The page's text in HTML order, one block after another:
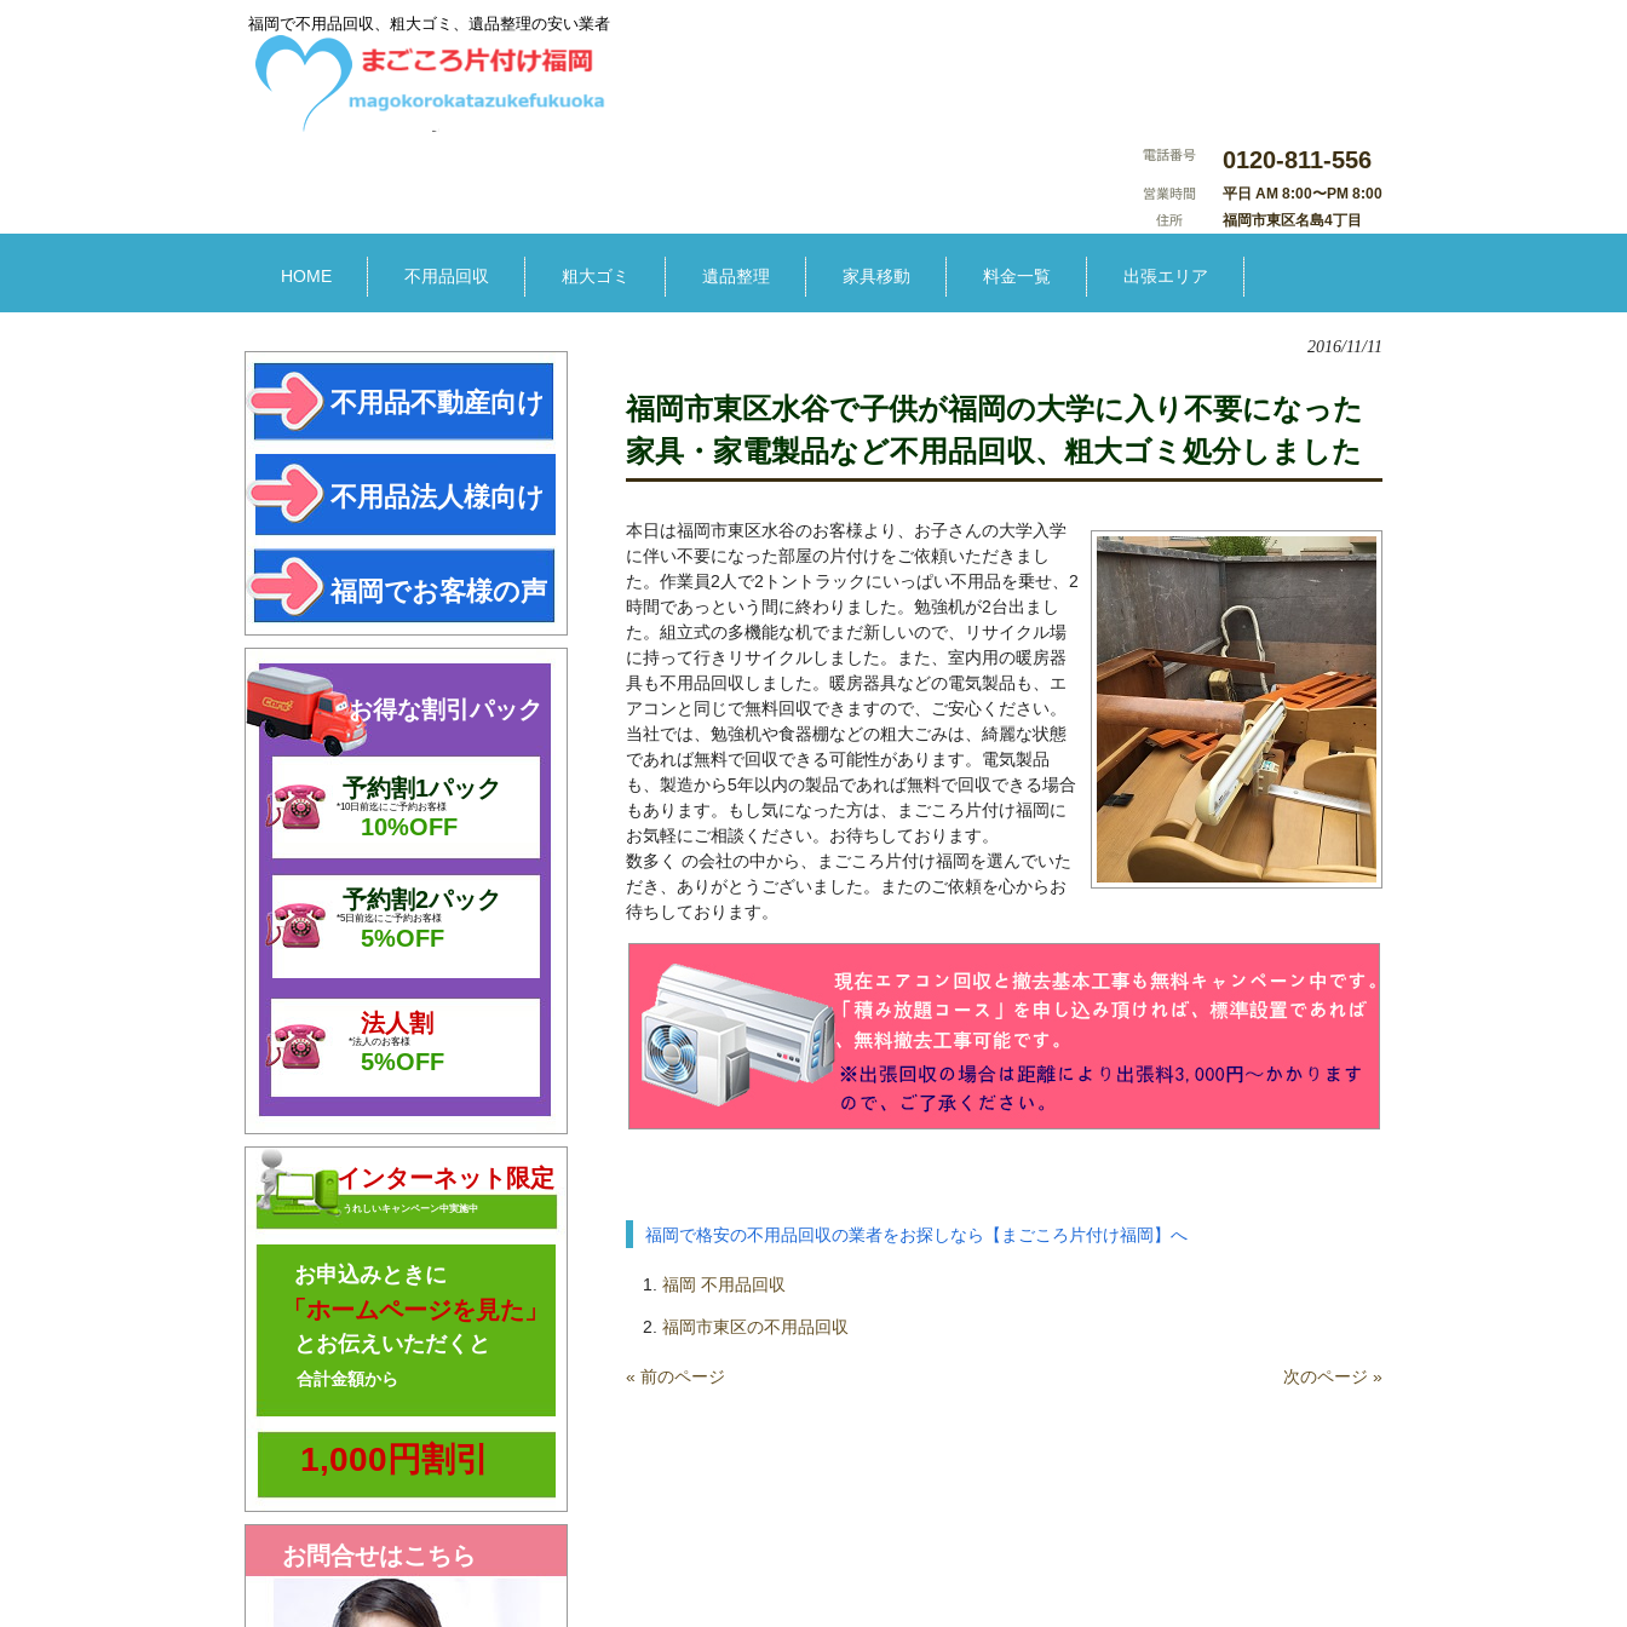
福岡で不用品回収、粗大ゴミ、遺品整理の安い業者
0120-811-556
平日 AM 8:00〜PM 8:00
福岡市東区名島4丁目
HOME 不用品回収 粗大ゴミ 遺品整理 家具移動 料金一覧 出張エリア
2016/11/11
福岡市東区水谷で子供が福岡の大学に入り不要になった
家具・家電製品など不用品回収、粗大ゴミ処分しました
本日は福岡市東区水谷のお客様より、お子さんの大学入学
に伴い不要になった部屋の片付けをご依頼いただきまし
た。作業員2人で2トントラックにいっぱい不用品を乗せ、2
時間であっという間に終わりました。勉強机が2台出まし
た。組立式の多機能な机でまだ新しいので、リサイクル場
に持って行きリサイクルしました。また、室内用の暖房器
具も不用品回収しました。暖房器具などの電気製品も、エ
アコンと同じで無料回収できますので、ご安心ください。
当社では、勉強机や食器棚などの粗大ごみは、綺麗な状態
であれば無料で回収できる可能性があります。電気製品
も、製造から5年以内の製品であれば無料で回収できる場合
もあります。もし気になった方は、まごころ片付け福岡に
お気軽にご相談ください。お待ちしております。
数多く の会社の中から、まごころ片付け福岡を選んでいた
だき、ありがとうございました。またのご依頼を心からお
待ちしております。
福岡で格安の不用品回収の業者をお探しなら【まごころ片付け福岡】へ
福岡 不用品回収
福岡市東区の不用品回収
« 前のページ 次のページ »
不用品不動産向け
不用品法人様向け
福岡でお客様の声
お得な割引パック
予約割1パック
*10日前迄にご予約お客様
10%OFF
予約割2パック
*5日前迄にご予約お客様
5%OFF
法人割
*法人のお客様
5%OFF
インターネット限定
うれしいキャンペーン中実施中
お申込みときに
「ホームページを見た」
とお伝えいただくと
合計金額から
1,000円割引
お問合せはこちら